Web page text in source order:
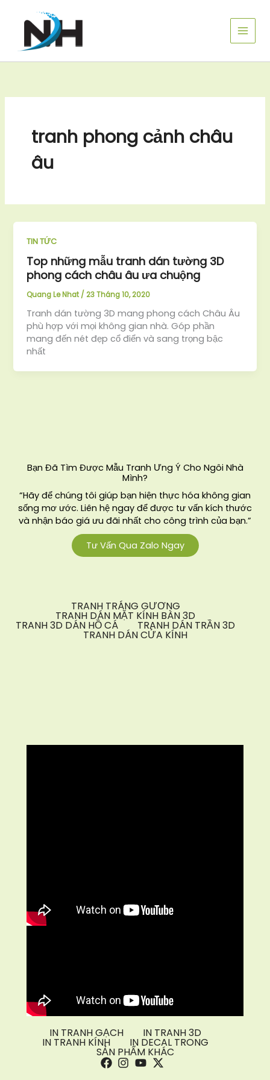
tranh phong cảnh châu
âu
TIN TỨC
Top những mẫu tranh dán tường 3D
phong cách châu âu ưa chuộng
Quang Le Nhat /23 Tháng 10, 2020
Tranh dán tường 3D mang phong cách Châu Âu
phù hợp với mọi không gian nhà. Góp phần
mang đến nét đẹp cổ điển và sang trọng bậc
nhất
Bạn Đã Tìm Được Mẫu Tranh Ưng Ý Cho Ngôi Nhà
Mình?
“Hãy để chúng tôi giúp bạn hiện thực hóa không gian
sống mơ ước. Liên hệ ngay để được tư vấn kích thước
và nhận báo giá ưu đãi nhất cho công trình của bạn.”
Tư Vấn Qua Zalo Ngay
TRANH TRÁNG GƯƠNG
TRANH DÁN MẶT KÍNH BÀN 3D
TRANH 3D DÁN HỒ CÁ TRANH DÁN TRẦN 3D
TRANH DÁN CỬA KÍNH
IN TRANH GẠCH IN TRANH 3D
IN TRANH KÍNH IN DECAL TRONG
SẢN PHẨM KHÁC